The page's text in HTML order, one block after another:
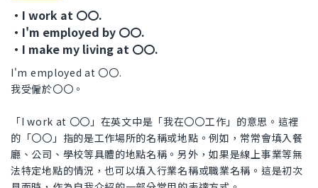
・I work at 〇〇.
・I'm employed by 〇〇.
・I make my living at 〇〇.
I'm employed at 〇〇.
我受僱於〇〇。
「I work at 〇〇」在英文中是「我在〇〇工作」的意思。這裡
的「〇〇」指的是工作場所的名稱或地點。例如，常常會填入餐
廳、公司、學校等具體的地點名稱。另外，如果是線上事業等無
法特定地點的情況，也可以填入行業名稱或職業名稱。這是初次